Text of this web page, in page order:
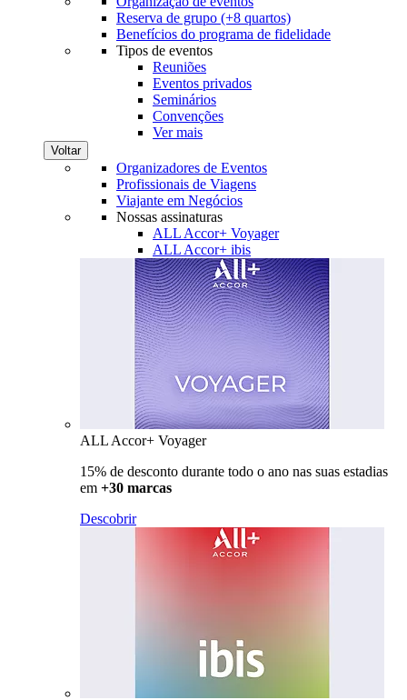
Reserva de grupo (+8 quartos)
Benefícios do programa de fidelidade
Tipos de eventos
Reuniões
Eventos privados
Seminários
Convenções
Ver mais
Voltar
Organizadores de Eventos
Profissionais de Viagens
Viajante em Negócios
Nossas assinaturas
ALL Accor+ Voyager
ALL Accor+ ibis
ALL Accor+ Voyager
15% de desconto durante todo o ano nas suas estadias
em +30 marcas
Descobrir